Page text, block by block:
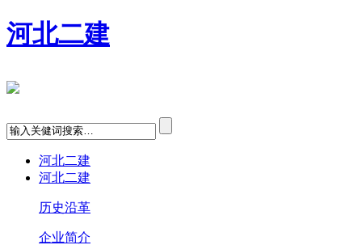
河北二建
河北二建
河北二建
历史沿革
企业简介